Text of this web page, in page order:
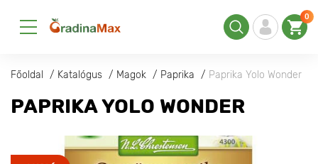
0
Főoldal Katalógus Magok Paprika Paprika Yolo Wonder
PAPRIKA YOLO WONDER